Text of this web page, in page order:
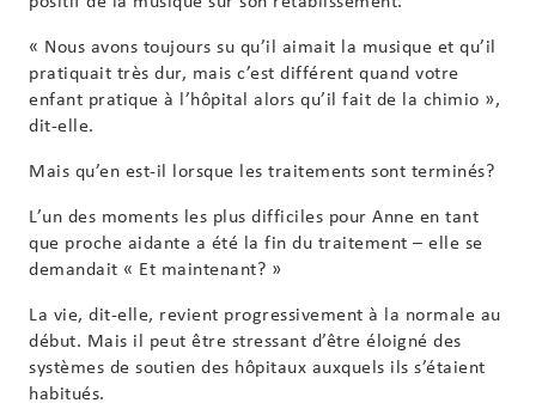
« Nous avons toujours su qu’il aimait la musique et qu’il
pratiquait très dur, mais c’est différent quand votre
enfant pratique à l’hôpital alors qu’il fait de la chimio »,
dit-elle.
Mais qu’en est-il lorsque les traitements sont terminés?
L’un des moments les plus difficiles pour Anne en tant
que proche aidante a été la fin du traitement – elle se
demandait « Et maintenant? »
La vie, dit-elle, revient progressivement à la normale au
début. Mais il peut être stressant d’être éloigné des
systèmes de soutien des hôpitaux auxquels ils s’étaient
habitués.